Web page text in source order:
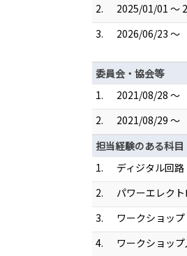
2.
2025/01/01 ～
3.
2026/06/23 ～
委員会・協会等
1.
2021/08/28 ～
2.
2021/08/29 ～
担当経験のある科目
1.
ディジタル回
2.
パワーエレク
3.
ワークショッ
4.
ワークショッ